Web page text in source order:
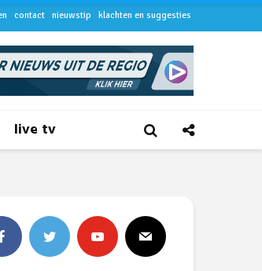
contact nieuwstip klachten en suggesties
live tv